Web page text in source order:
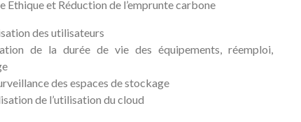
Ethique et Réduction de l’emprunte carbone
des utilisateurs
de la durée de vie des équipements, réemploi,
des espaces de stockage
de l’utilisation du cloud